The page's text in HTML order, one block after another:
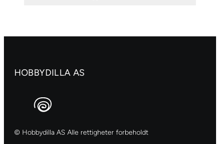
yellow
HOBBYDILLA AS
© Hobbydilla AS Alle rettigheter forbeholdt